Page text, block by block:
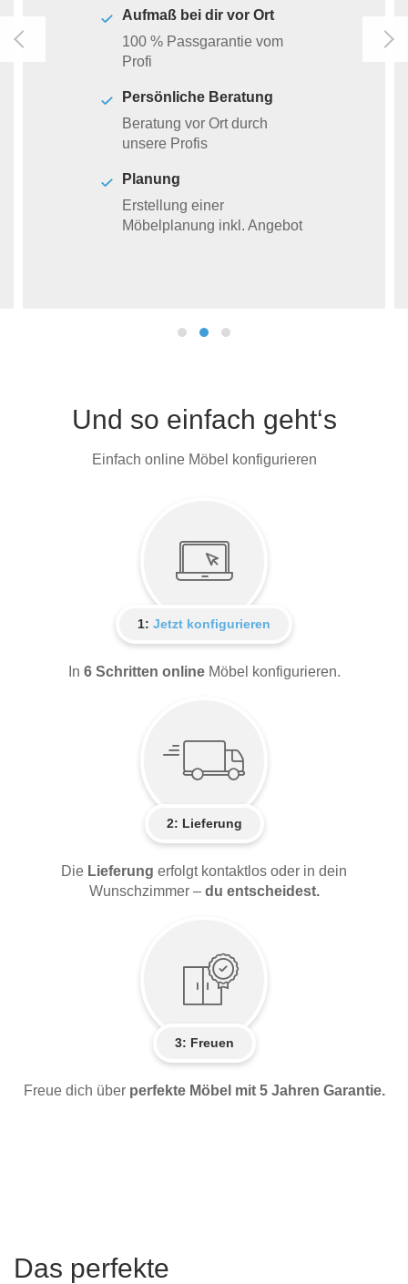
Aufmaß bei dir vor Ort
100 % Passgarantie vom
Profi
Persönliche Beratung
Beratung vor Ort durch
unsere Profis
Planung
Erstellung einer
Möbelplanung inkl. Angebot
Und so einfach geht‘s
Einfach online Möbel konfigurieren
1: Jetzt konfigurieren
In 6 Schritten online Möbel konfigurieren.
2: Lieferung
Die Lieferung erfolgt kontaktlos oder in dein
Wunschzimmer – du entscheidest.
3: Freuen
Freue dich über perfekte Möbel mit 5 Jahren Garantie.
Das perfekte